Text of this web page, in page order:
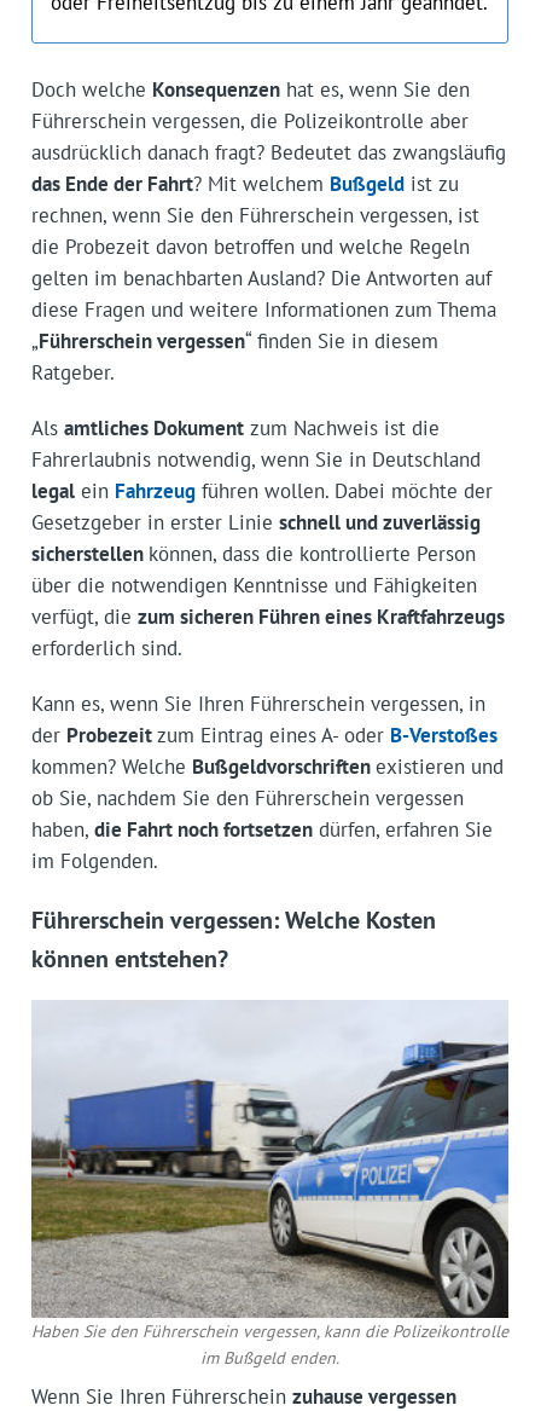
Doch welche Konsequenzenhat es, wenn Sie den
Führerschein vergessen, die Polizeikontrolle aber
ausdrücklich danach fragt? Bedeutet das zwangsläufig
das Ende der Fahrt? Mit welchem Bußgeldist zu
rechnen, wenn Sie den Führerschein vergessen, ist
die Probezeit davon betroffen und welche Regeln
gelten im benachbarten Ausland? Die Antworten auf
diese Fragen und weitere Informationen zum Thema
„Führerschein vergessen“ finden Sie in diesem
Ratgeber.
Als amtliches Dokumentzum Nachweis ist die
Fahrerlaubnis notwendig, wenn Sie in Deutschland
legalein Fahrzeugführen wollen. Dabei möchte der
Gesetzgeber in erster Linie schnell und zuverlässig
sicherstellen können, dass die kontrollierte Person
über die notwendigen Kenntnisse und Fähigkeiten
verfügt, die zum sicheren Führen eines Kraftfahrzeugs
erforderlich sind.
Kann es, wenn Sie Ihren Führerschein vergessen, in
der Probezeitzum Eintrag eines A- oder B-Verstoßes
kommen? Welche Bußgeldvorschriftenexistieren und
ob Sie, nachdem Sie den Führerschein vergessen
haben, die Fahrt noch fortsetzendürfen, erfahren Sie
im Folgenden.
Führerschein vergessen: Welche Kosten
können entstehen?
Haben Sie den Führerschein vergessen, kann die Polizeikontrolle
im Bußgeld enden.
Wenn Sie Ihren Führerschein zuhause vergessen